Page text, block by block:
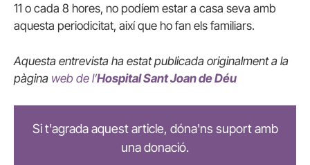
11 o cada 8 hores, no podíem estar a casa seva amb
aquesta periodicitat, així que ho fan els familiars.
Aquesta entrevista ha estat publicada originalment a la
pàgina web de l’Hospital Sant Joan de Déu
Si t'agrada aquest article, dóna'ns suport amb
una donació.